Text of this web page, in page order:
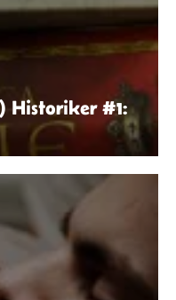
Historiker #1: